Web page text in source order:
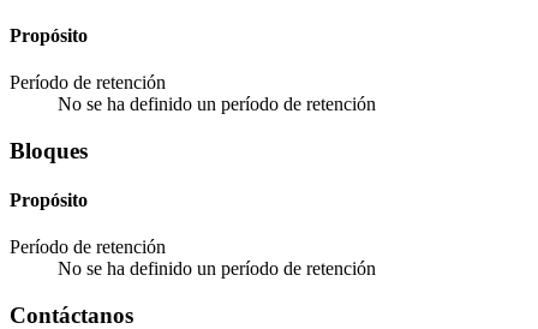
Propósito
Período de retención
No se ha definido un período de retención
Bloques
Propósito
Período de retención
No se ha definido un período de retención
Contáctanos